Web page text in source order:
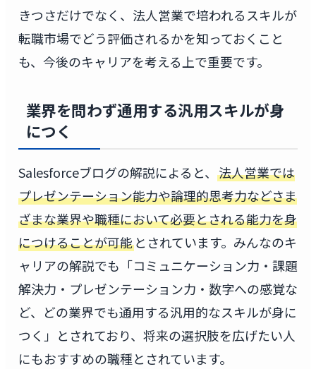
きつさだけでなく、法人営業で培われるスキルが
転職市場でどう評価されるかを知っておくこと
も、今後のキャリアを考える上で重要です。
業界を問わず通用する汎用スキルが身
につく
Salesforceブログの解説によると、 法人営業では
プレゼンテーション能力や論理的思考力などさま
ざまな業界や職種において必要とされる能力を身
につけることが可能とされています。みんなのキ
ャリアの解説でも「コミュニケーション力・課題
解決力・プレゼンテーション力・数字への感覚な
ど、どの業界でも通用する汎用的なスキルが身に
つく」とされており、将来の選択肢を広げたい人
にもおすすめの職種とされています。